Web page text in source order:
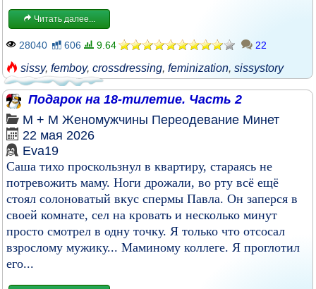
Читать далее...
28040 606 9.64 22
sissy, femboy, crossdressing, feminization, sissystory
Подарок на 18-тилетие. Часть 2
М + М Женомужчины Переодевание Минет
22 мая 2026
Eva19
Саша тихо проскользнул в квартиру, стараясь не
потревожить маму. Ноги дрожали, во рту всё ещё
стоял солоноватый вкус спермы Павла. Он заперся в
своей комнате, сел на кровать и несколько минут
просто смотрел в одну точку. Я только что отсосал
взрослому мужику... Маминому коллеге. Я проглотил
его...